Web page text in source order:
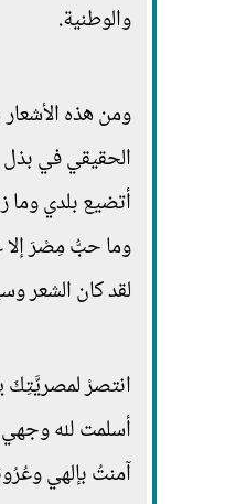
والوطنية.
ومن هذه
الحقيقي في بذل
أتضيع بلدي وما
وما حبُّ مِصْرَ إلا
لقد كان الشعر
انتصرْ لمصريَّتِكَ
أسلمت لله
آمنتُ بإلهي